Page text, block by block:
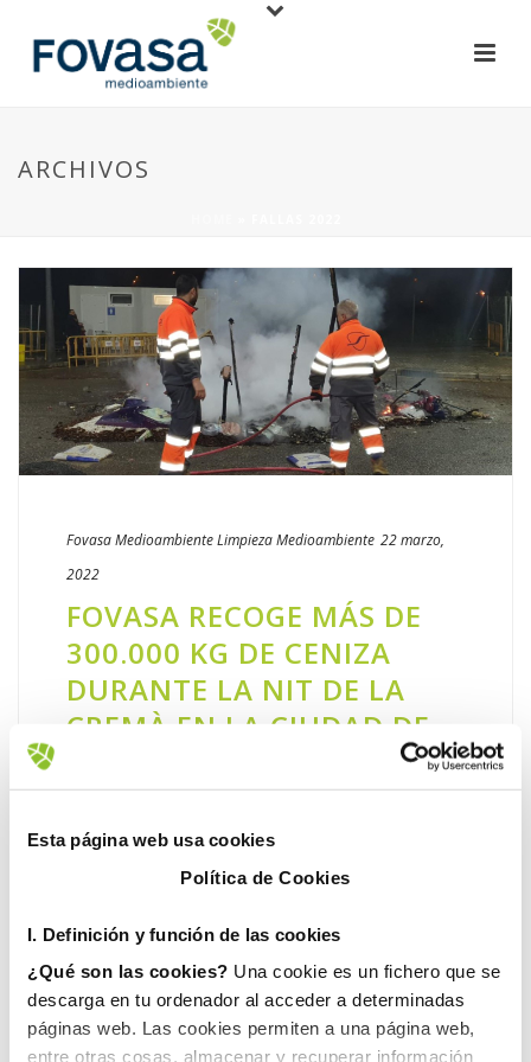
Esta página web usa cookies
Política de Cookies
I. Definición y función de las cookies
¿Qué son las cookies? Una cookie es un fichero que se
descarga en tu ordenador al acceder a determinadas
páginas web. Las cookies permiten a una página web,
entre otras cosas, almacenar y recuperar información
ARCHIVOS
Fovasa MedioambienteLimpiezaMedioambiente 22 marzo,
2022
FOVASA RECOGE MÁS DE
300.000 KG DE CENIZA
DURANTE LA NIT DE LA
CREMÀ EN LA CIUDAD DE
vuelve a su estado habitual tras intensos
días de fiesta y tradición en los que Fovasa
han tenido un papel muy [...]
LEER MÁS